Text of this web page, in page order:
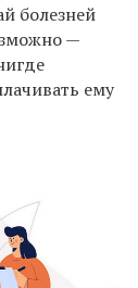
болезней
—
ему